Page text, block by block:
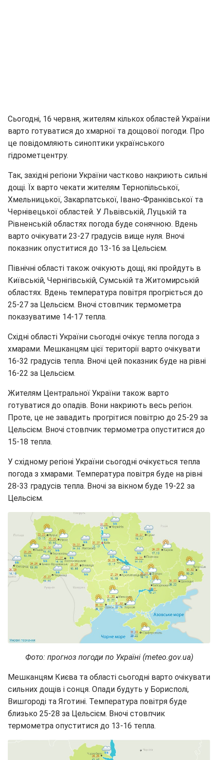
Сьогодні, 16 червня, жителям кількох областей України
варто готуватися до хмарної та дощової погоди. Про
це повідомляють синоптики українського
гідрометцентру.
Так, західні регіони України частково накриють сильні
дощі. Їх варто чекати жителям Тернопільської,
Хмельницької, Закарпатської, Івано-Франківської та
Чернівецької областей. У Львівській, Луцькій та
Рівненській областях погода буде сонячною. Вдень
варто очікувати 23-27 градусів вище нуля. Вночі
показник опуститися до 13-16 за Цельсієм.
Північні області також очікують дощі, які пройдуть в
Київській, Чернігівській, Сумській та Житомирській
областях. Вдень температура повітря прогріється до
25-27 за Цельсієм. Вночі стовпчик термометра
показуватиме 14-17 тепла.
Східні області України сьогодні очікує тепла погода з
хмарами. Мешканцям цієї території варто очікувати
16-32 градусів тепла. Вночі цей показник буде на рівні
16-22 за Цельсієм.
Жителям Центральної України також варто
готуватися до опадів. Вони накриють весь регіон.
Проте, це не завадить прогрітися повітрю до 25-29 за
Цельсієм. Вночі стовпчик термометра опуститися до
15-18 тепла.
У східному регіоні України сьогодні очікується тепла
погода з хмарами. Температура повітря буде на рівні
28-33 градусів тепла. Вночі за вікном буде 19-22 за
Цельсієм.
Фото: прогноз погоди по Україні (meteo.gov.ua)
Мешканцям Києва та області сьогодні варто очікувати
сильних дощів і сонця. Опади будуть у Борисполі,
Вишгороді та Яготині. Температура повітря буде
близько 25-28 за Цельсієм. Вночі стовпчик
термометра опуститися до 13-16 тепла.